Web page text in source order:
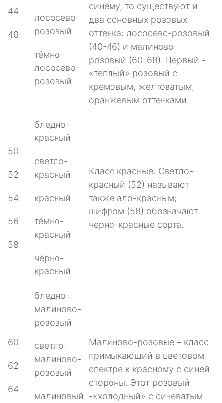
44
46
лососево-
розовый
тёмно-
лососево-
розовый
синему, то существуют и
два основных розовых
оттенка: лососево-розовый
(40-46) и малиново-
розовый (60-68). Первый -
«теплый» розовый с
кремовым, желтоватым,
оранжевым оттенками.
50
52
54
56
58
бледно-
красный
светло-
красный
красный
тёмно-
красный
чёрно-
красный
Класс красные. Светло-
красный (52) называют
также ало-красным;
шифром (58) обозначают
черно-красные сорта.
60
62
64
бледно-
малиново-
розовый
светло-
малиново-
розовый
малиновый
Малиново-розовые – класс
примыкающий в цветовом
спектре к красному с синей
стороны. Этот розовый
-«холодный» с синеватым